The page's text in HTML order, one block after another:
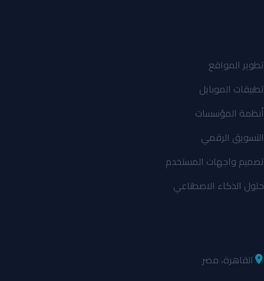
تطوير المواقع
تطبيقات الموبايل
أنظمة المؤسسات
التسويق الرقمي
تصميم واجهات المستخدم
حلول الذكاء الاصطناعي
القاهرة، مصر